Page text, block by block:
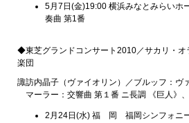
5月7日(金)19:00 横浜みなとみらい
奏曲 第1番
◆東芝グランドコンサート2010／サカリ・オ
楽団
諏訪内晶子（ヴァイオリン）／ブルッフ：ヴ
マーラー：交響曲 第１番 ニ長調 《巨人》
2月24日(水) 福 岡 福岡シンフォニー